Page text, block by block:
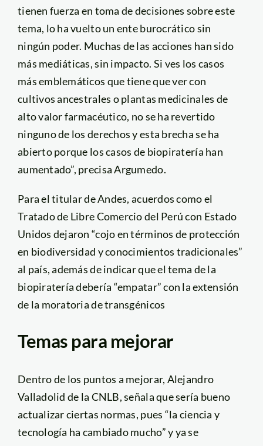
tienen fuerza en toma de decisiones sobre este
tema, lo ha vuelto un ente burocrático sin
ningún poder. Muchas de las acciones han sido
más mediáticas, sin impacto. Si ves los casos
más emblemáticos que tiene que ver con
cultivos ancestrales o plantas medicinales de
alto valor farmacéutico, no se ha revertido
ninguno de los derechos y esta brecha se ha
abierto porque los casos de biopiratería han
aumentado”, precisa Argumedo.
Para el titular de Andes, acuerdos como el
Tratado de Libre Comercio del Perú con Estado
Unidos dejaron “cojo en términos de protección
en biodiversidad y conocimientos tradicionales”
al país, además de indicar que el tema de la
biopiratería debería “empatar” con la extensión
de la moratoria de transgénicos
Temas para mejorar
Dentro de los puntos a mejorar, Alejandro
Valladolid de la CNLB, señala que sería bueno
actualizar ciertas normas, pues “la ciencia y
tecnología ha cambiado mucho” y ya se